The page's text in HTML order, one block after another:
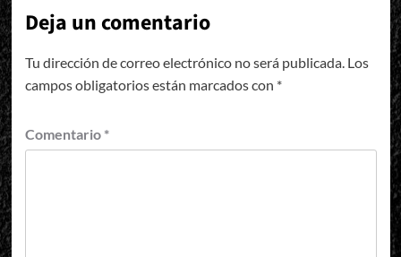
Deja un comentario
Tu dirección de correo electrónico no será publicada. Los
campos obligatorios están marcados con *
Comentario *